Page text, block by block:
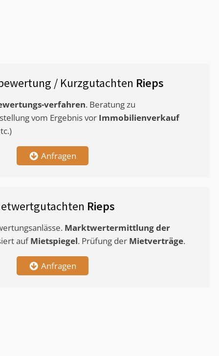
/ Kurzgutachten Rieps
verfahren. Beratung zu
vom Ergebnis vor Immobilienverkauf
Anfragen
Rieps
Marktwertermittlungder
aufMietspiegel. Prüfung der Mietverträge.
Anfragen